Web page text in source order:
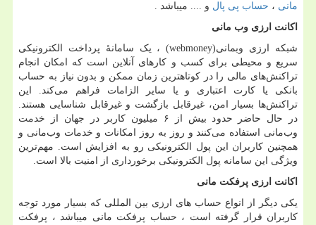
مانی ، حساب پی پال و .... میباشد .
اکانت ارزی وب مانی
شبکه ارزی وبمانی(webmoney) ، یک سامانهٔ پرداخت الکترونیکی
سریع و محیطی برای کسب و کارهای آنلاین است که امکان انجام
تراکنش‌های مالی را در کوتاهترین زمان ممکن و بدون نیاز به حساب
بانکی یا کارت اعتباری و یا سایر الزامات فراهم می‌کند. این
تراکنش‌ها بسیار امن، غیرقابل بازگشت و غیرقابل شناسایی هستند.
در حال حاضر حدود بیش از ۶ میلیون کاربر در جهان از خدمت
وب‌مانی استفاده می‌کنند و روز به روز امکانات و خدمات وب‌مانی و
همچنین کاربران این پول الکترونیکی رو به افزایش است. مهم‌ترین
ویژگی این سامانه پول الکترونیکی برخورداری از امنیت بالا است.
اکانت ارزی پرفکت مانی
یکی دیگر از انواع حساب های ارزی بین المللی که بسیار مورد توجه
کاربران قرار گرفته است ، حساب پرفکت مانی میباشد ، پرفکت